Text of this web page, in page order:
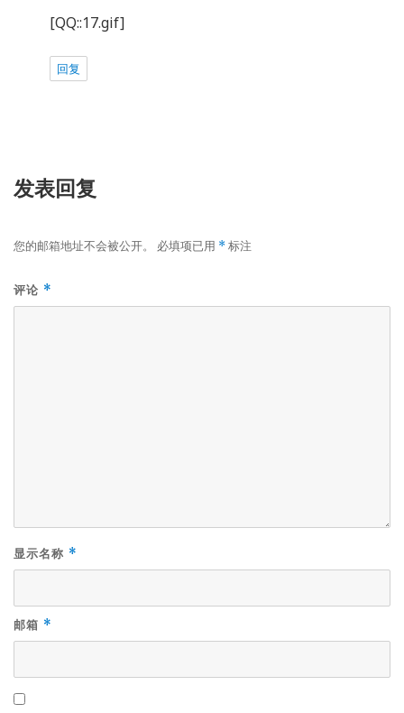
[QQ::17.gif]
回复
发表回复
您的邮箱地址不会被公开。 必填项已用 *标注
评论 *
显示名称 *
邮箱 *